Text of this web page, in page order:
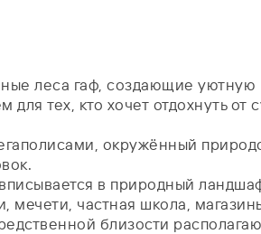
леса гаф, создающие уютную
тех, кто хочет отдохнуть от
окружённый
в природный
мечети, частная школа,
близости